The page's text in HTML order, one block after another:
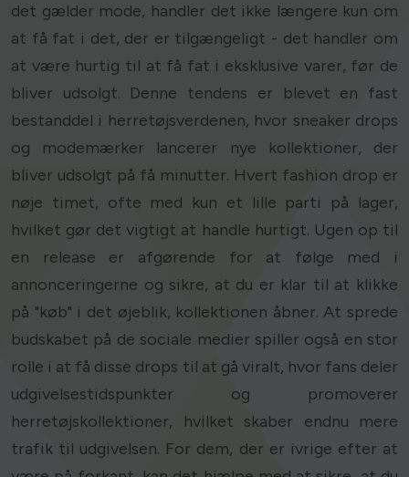
det gælder mode, handler det ikke længere kun om
at få fat i det, der er tilgængeligt - det handler om
at være hurtig til at få fat i eksklusive varer, før de
bliver udsolgt. Denne tendens er blevet en fast
bestanddel i herretøjsverdenen, hvor sneaker drops
og modemærker lancerer nye kollektioner, der
bliver udsolgt på få minutter. Hvert fashion drop er
nøje timet, ofte med kun et lille parti på lager,
hvilket gør det vigtigt at handle hurtigt. Ugen op til
en release er afgørende for at følge med i
annonceringerne og sikre, at du er klar til at klikke
på "køb" i det øjeblik, kollektionen åbner. At sprede
budskabet på de sociale medier spiller også en stor
rolle i at få disse drops til at gå viralt, hvor fans deler
udgivelsestidspunkter og promoverer
herretøjskollektioner, hvilket skaber endnu mere
trafik til udgivelsen. For dem, der er ivrige efter at